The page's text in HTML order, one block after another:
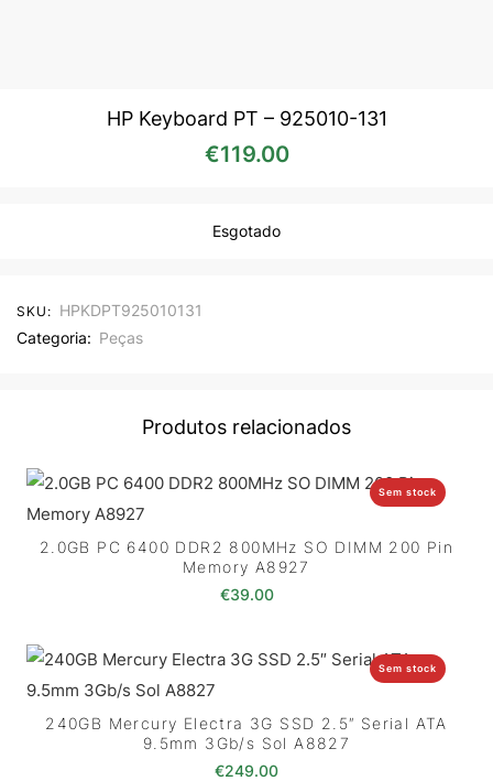
HP Keyboard PT – 925010-131
€119.00
Esgotado
SKU: HPKDPT925010131
Categoria: Peças
Produtos relacionados
Sem stock
2.0GB PC 6400 DDR2 800MHz SO DIMM 200 Pin
Memory A8927
€39.00
Sem stock
240GB Mercury Electra 3G SSD 2.5″ Serial ATA
9.5mm 3Gb/s Sol A8827
€249.00